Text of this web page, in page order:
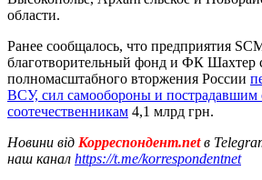
области.
Ранее сообщалось, что предприятия
благотворительный фонд и ФК Шахтер
полномасштабного вторжения России
ВСУ, сил самообороны и пострадавшим
соотечественникам 4,1 млрд грн.
Новини від Корреспондент.netв
наш канал https://t.me/korrespondentnet